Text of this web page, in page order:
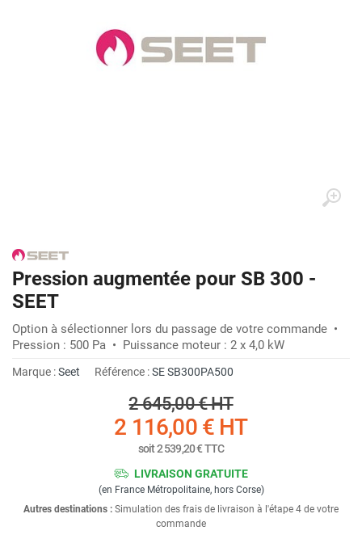
Pression augmentée pour SB 300 -
SEET
Option à sélectionner lors du passage de votre commande •
Pression : 500 Pa • Puissance moteur : 2 x 4,0 kW
Marque :Seet Référence :SE SB300PA500
2 645,00 €HT
2 116,00 € HT
soit2 539,20 €TTC
LIVRAISON GRATUITE
(en France Métropolitaine, hors Corse)
Autres destinations : Simulation des frais de livraison à l'étape 4 de votre
commande